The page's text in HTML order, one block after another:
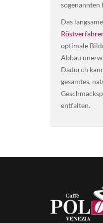
sogenannten
Das
optimale
Abbau
Dadurch
gesamtes,
entfalten.